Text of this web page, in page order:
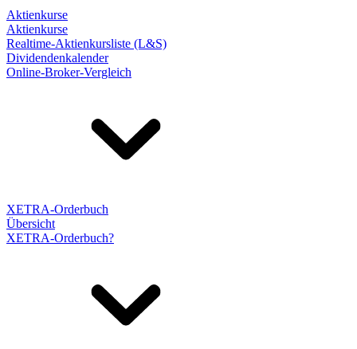
Aktienkurse
Aktienkurse
Realtime-Aktienkursliste (L&S)
Dividendenkalender
Online-Broker-Vergleich
XETRA-Orderbuch
Übersicht
XETRA-Orderbuch?